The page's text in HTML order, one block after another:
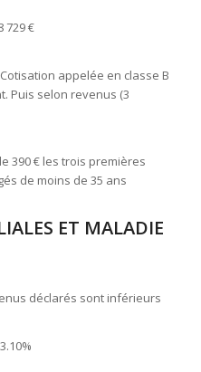
729 €
appelée en classe B
Puis selon revenus (3
390 € les trois premières
de moins de 35 ans
ET MALADIE
déclarés sont inférieurs